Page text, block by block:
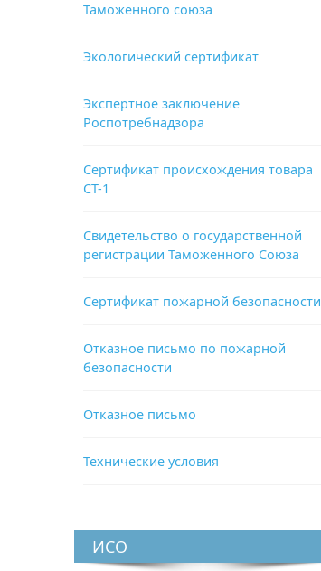
Таможенного союза
Экологический сертификат
Экспертное заключение
Роспотребнадзора
Сертификат происхождения товара
СТ-1
Свидетельство о государственной
регистрации Таможенного Союза
Сертификат пожарной безопасности
Отказное письмо по пожарной
безопасности
Отказное письмо
Технические условия
ИСО